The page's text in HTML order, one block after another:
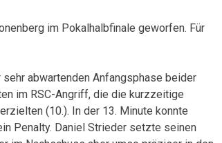
im Pokalhalbfinale geworfen. Für
abwartenden Anfangsphase beider
im RSC-Angriff, die die kurzzeitige
(10.). In der 13. Minute konnte
Penalty. Daniel Strieder setzte seinen